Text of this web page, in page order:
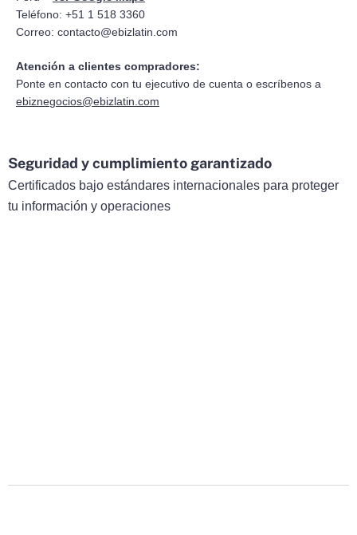
Teléfono: +51 1 518 3360
Correo: contacto@ebizlatin.com
Atención a clientes compradores:
Ponte en contacto con tu ejecutivo de cuenta o escríbenos a
ebiznegocios@ebizlatin.com
Seguridad y cumplimiento garantizado
Certificados bajo estándares internacionales para proteger
tu información y operaciones